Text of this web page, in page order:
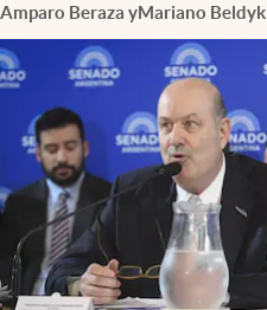
Amparo Beraza yMariano Beldyk